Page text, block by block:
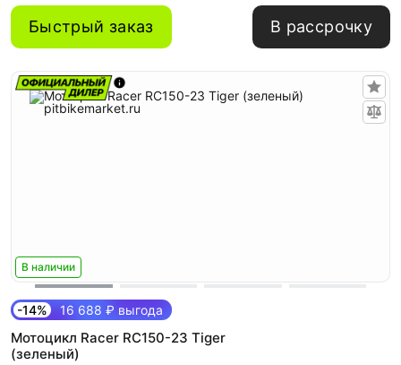
Быстрый заказ В рассрочку
В наличии
-14% 16 688 ₽ выгода
Мотоцикл Racer RC150-23 Tiger
(зеленый)